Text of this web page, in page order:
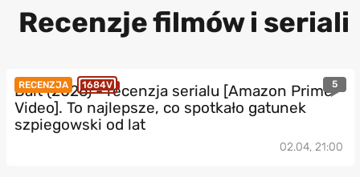
Recenzje filmów i seriali
RECENZJA 1684V 5
Bait (2026) - recenzja serialu [Amazon Prime
Video]. To najlepsze, co spotkało gatunek
szpiegowski od lat
02.04, 21:00